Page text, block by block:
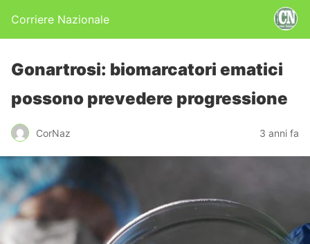
Corriere Nazionale
Gonartrosi: biomarcatori ematici
possono prevedere progressione
CorNaz 3 anni fa